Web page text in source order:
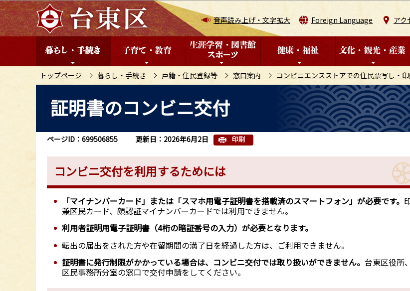
こ
の
ペ
音声読み上げ・文字拡大 Foreign Language アク
トップページ 暮らし・手続き 戸籍・住民登録等 窓口案内 コンビニエンスストアでの住民票写し・
こ
証明書のコンビニ交付
ページID：699506855 更新日：2026年6月2日 印刷
コンビニ交付を利用するためには
「マイナンバーカード」または「スマホ用電子証明書を搭載済のスマートフォン」が必要です。
兼区民カード、顔認証マイナンバーカードでは利用できません。
利用者証明用電子証明書（4桁の暗証番号の入力）が必要となります。
転出の届出をされた方や在留期間の満了日を経過した方は、ご利用できません。
証明書に発行制限がかかっている場合は、コンビニ交付では取り扱いができません。台東区役所
区民事務所分室の窓口で交付申請をしてください。